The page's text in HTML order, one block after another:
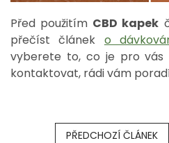
Před použitím CBD kapek
přečíst článek o
vyberete to, co je pro vás
kontaktovat, rádi vám
PŘEDCHOZÍ ČLÁNEK